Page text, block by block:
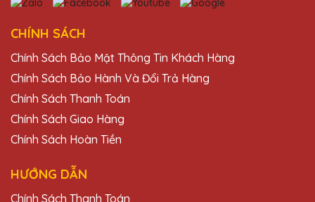
CHÍNH SÁCH
Chính Sách Bảo Mật Thông Tin Khách Hàng
Chính Sách Bảo Hành Và Đổi Trả Hàng
Chính Sách Thanh Toán
Chính Sách Giao Hàng
Chính Sách Hoàn Tiền
HƯỚNG DẪN
Chính Sách Thanh Toán